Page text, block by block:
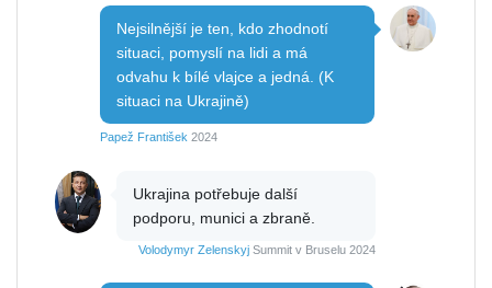
Nejsilnější je ten, kdo zhodnotí
situaci, pomyslí na lidi a má
odvahu k bílé vlajce a jedná. (K
situaci na Ukrajině)
Papež František 2024
Ukrajina potřebuje další
podporu, munici a zbraně.
Volodymyr Zelenskyj Summit v Bruselu 2024